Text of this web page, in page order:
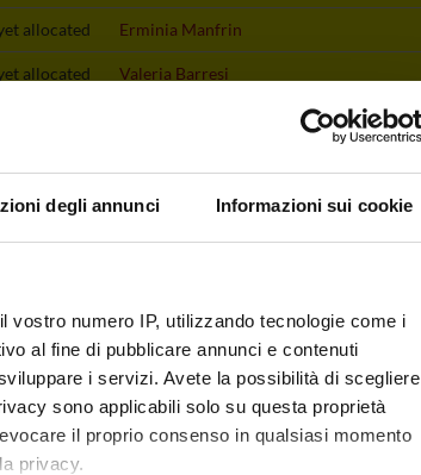
degli annunci Informazioni sui cookie
numero IP, utilizzando tecnologie come i
al fine di pubblicare annunci e contenuti
i servizi. Avete la possibilità di scegliere
sono applicabili solo su questa proprietà
il proprio consenso in qualsiasi momento
privacy.
allocated Erminia Manfrin
allocated Valeria Barresi